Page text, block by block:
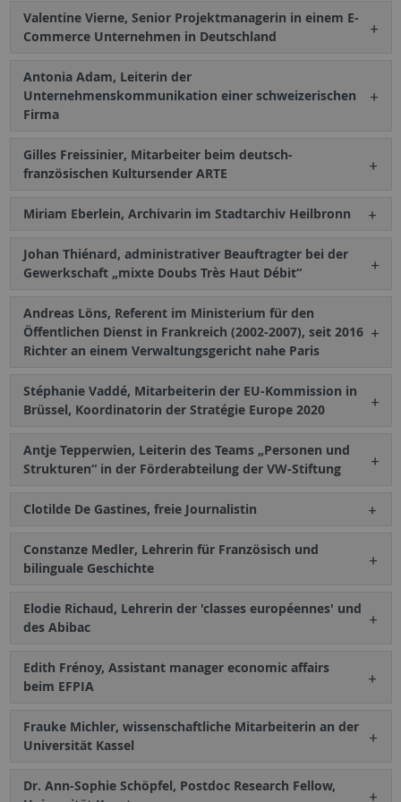
Valentine Vierne, Senior Projektmanagerin in einem E-
Commerce Unternehmen in Deutschland
Antonia Adam, Leiterin der
Unternehmenskommunikation einer schweizerischen
Firma
Gilles Freissinier, Mitarbeiter beim deutsch-
französischen Kultursender ARTE
Miriam Eberlein, Archivarin im Stadtarchiv Heilbronn
Johan Thiénard, administrativer Beauftragter bei der
Gewerkschaft „mixte Doubs Très Haut Débit“
Andreas Löns, Referent im Ministerium für den
Öffentlichen Dienst in Frankreich (2002-2007), seit 2016
Richter an einem Verwaltungsgericht nahe Paris
Stéphanie Vaddé, Mitarbeiterin der EU-Kommission in
Brüssel, Koordinatorin der Stratégie Europe 2020
Antje Tepperwien, Leiterin des Teams „Personen und
Strukturen“ in der Förderabteilung der VW-Stiftung
Clotilde De Gastines, freie Journalistin
Constanze Medler, Lehrerin für Französisch und
bilinguale Geschichte
Elodie Richaud, Lehrerin der 'classes européennes' und
des Abibac
Edith Frénoy, Assistant manager economic affairs
beim EFPIA
Frauke Michler, wissenschaftliche Mitarbeiterin an der
Universität Kassel
Dr. Ann-Sophie Schöpfel, Postdoc Research Fellow,